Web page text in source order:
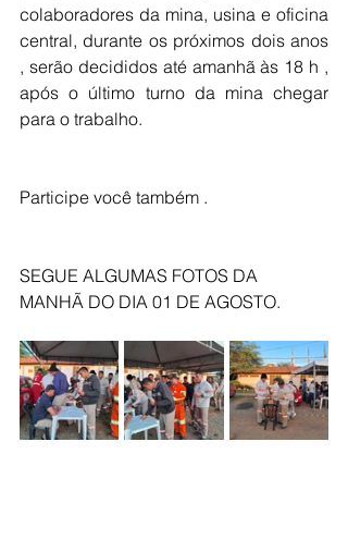
colaboradores da mina, usina e oficina
central, durante os próximos dois anos
, serão decididos até amanhã às 18 h ,
após o último turno da mina chegar
para o trabalho.
Participe você também .
SEGUE ALGUMAS FOTOS DA
MANHÃ DO DIA 01 DE AGOSTO.